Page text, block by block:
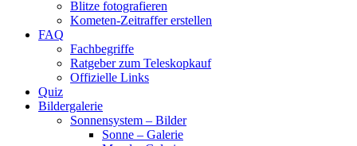
Blitze fotografieren
Kometen-Zeitraffer erstellen
FAQ
Fachbegriffe
Ratgeber zum Teleskopkauf
Offizielle Links
Quiz
Bildergalerie
Sonnensystem – Bilder
Sonne – Galerie